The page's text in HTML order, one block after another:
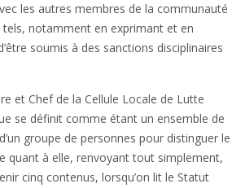
les autres membres de la communauté
notamment en exprimant et en
soumis à des sanctions disciplinaires
et Chef de la Cellule Locale de Lutte
se définit comme étant un ensemble de
groupe de personnes pour distinguer le
quant à elle, renvoyant tout simplement,
cinq contenus, lorsqu’on lit le Statut